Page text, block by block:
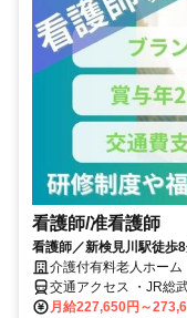
看護師/准看護師
看護師／新検見川駅徒歩
ッフを募集中です！
介護付有料老人ホー
交通アクセス ・JR総
月給227,650円～